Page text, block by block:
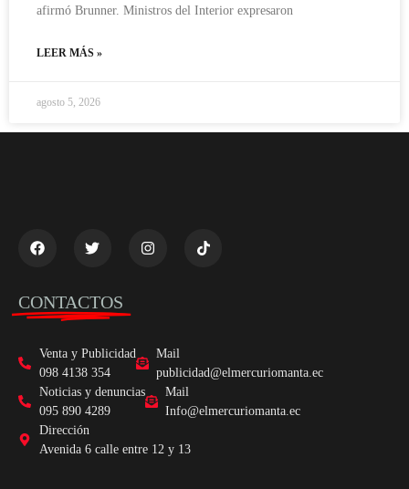
afirmó Brunner. Ministros del Interior expresaron
LEER MÁS »
agosto 5, 2026
CONTACTOS
Venta y Publicidad
098 4138 354
Mail
publicidad@elmercuriomanta.ec
Noticias y denuncias
095 890 4289
Mail
Info@elmercuriomanta.ec
Dirección
Avenida 6 calle entre 12 y 13